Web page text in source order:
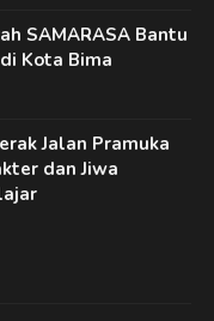
SAMARASA Bantu
Kota Bima
Jalan Pramuka
dan Jiwa